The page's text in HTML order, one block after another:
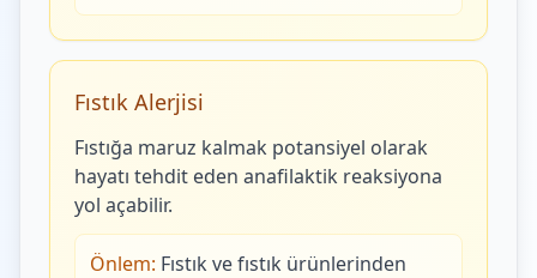
Fıstık Alerjisi
Fıstığa maruz kalmak potansiyel olarak
hayatı tehdit eden anafilaktik reaksiyona
yol açabilir.
Önlem: Fıstık ve fıstık ürünlerinden